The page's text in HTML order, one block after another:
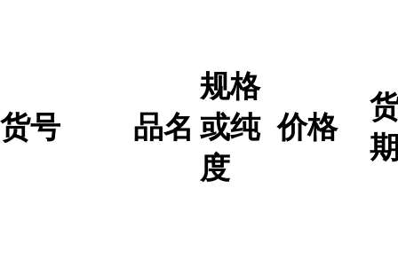
货号 品名
规格
或纯
度
价格